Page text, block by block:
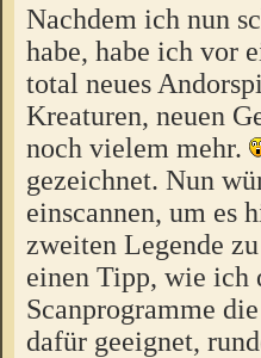
Nachdem ich nun
habe, habe ich vor
total neues
Kreaturen, neuen
noch vielem mehr.
gezeichnet. Nun
einscannen, um es
zweiten Legende
einen Tipp, wie ich
Scanprogramme
dafür geeignet,